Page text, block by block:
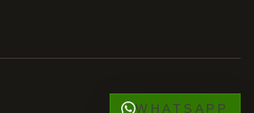
WHATSAPP